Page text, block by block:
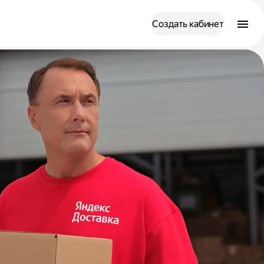
Создать кабинет